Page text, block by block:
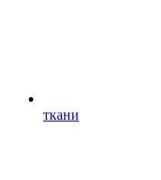
ткани